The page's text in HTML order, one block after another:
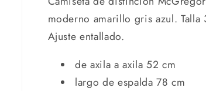
moderno amarillo gris azul.
Ajuste entallado.
de axila a axila 52 cm
largo de espalda 78 cm